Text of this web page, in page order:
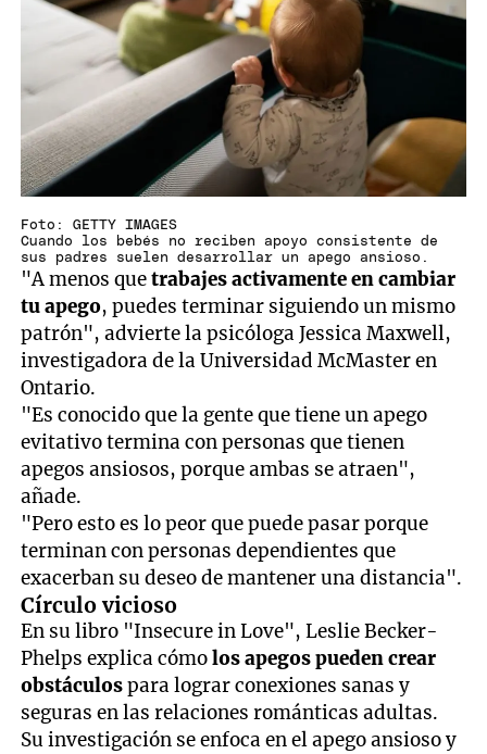
Foto: GETTY IMAGES
Cuando los bebés no reciben apoyo consistente de
sus padres suelen desarrollar un apego ansioso.
"A menos quetrabajes activamente en cambiar
tu apego, puedes terminar siguiendo un mismo
patrón", advierte la psicóloga Jessica Maxwell,
investigadora de la Universidad McMaster en
Ontario.
"Es conocido que la gente que tiene un apego
evitativo termina con personas que tienen
apegos ansiosos, porque ambas se atraen",
añade.
"Pero esto es lo peor que puede pasar porque
terminan con personas dependientes que
exacerban su deseo de mantener una distancia".
Círculo vicioso
En su libro "Insecure in Love", Leslie Becker-
Phelps explica cómolos apegos pueden crear
obstáculospara lograr conexiones sanas y
seguras en las relaciones románticas adultas.
Su investigación se enfoca en el apego ansioso y